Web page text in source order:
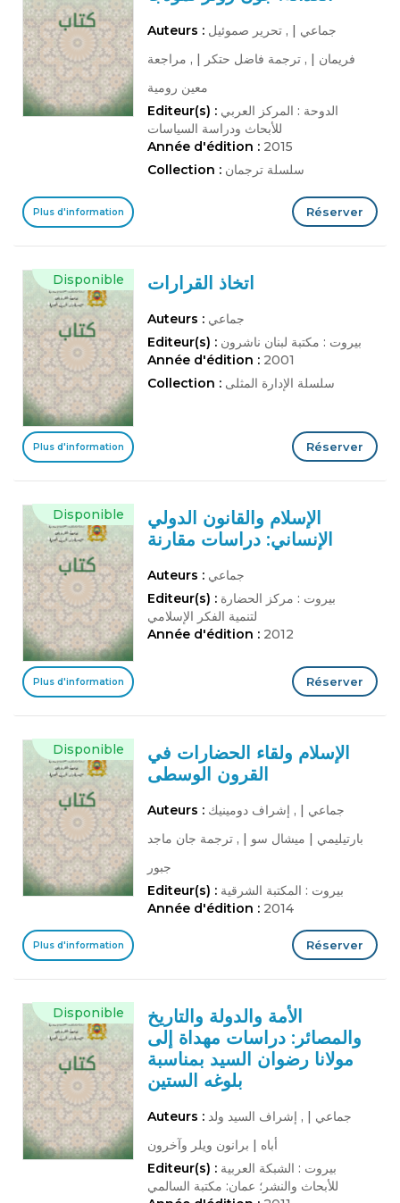
Auteurs : جماعي | , تحرير صموئيل
فريمان | , ترجمة فاضل حتكر | , مراجعة
معين رومية
Editeur(s) : الدوحة : المركز العربي
للأبحاث ودراسة السياسات
Année d'édition : 2015
Collection : سلسلة ترجمان
Plus d'information Réserver
Disponible اتخاذ القرارات
Auteurs : جماعي
Editeur(s) : بيروت : مكتبة لبنان ناشرون
Année d'édition : 2001
Collection : سلسلة الإدارة المثلى
Plus d'information Réserver
Disponible
الإسلام والقانون الدولي
الإنساني: دراسات مقارنة
Auteurs : جماعي
Editeur(s) : بيروت : مركز الحضارة
لتنمية الفكر الإسلامي
Année d'édition : 2012
Plus d'information Réserver
Disponible
الإسلام ولقاء الحضارات في
القرون الوسطى
Auteurs : جماعي | , إشراف دومينيك
بارتيليمي | ميشال سو | , ترجمة جان ماجد
جبور
Editeur(s) : بيروت : المكتبة الشرقية
Année d'édition : 2014
Plus d'information Réserver
Disponible
الأمة والدولة والتاريخ
والمصائر: دراسات مهداة إلى
مولانا رضوان السيد بمناسبة
بلوغه الستين
Auteurs : جماعي | , إشراف السيد ولد
أباه | برانون ويلر وآخرون
Editeur(s) : بيروت : الشبكة العربية
للأبحاث والنشر؛ عمان: مكتبة السالمي